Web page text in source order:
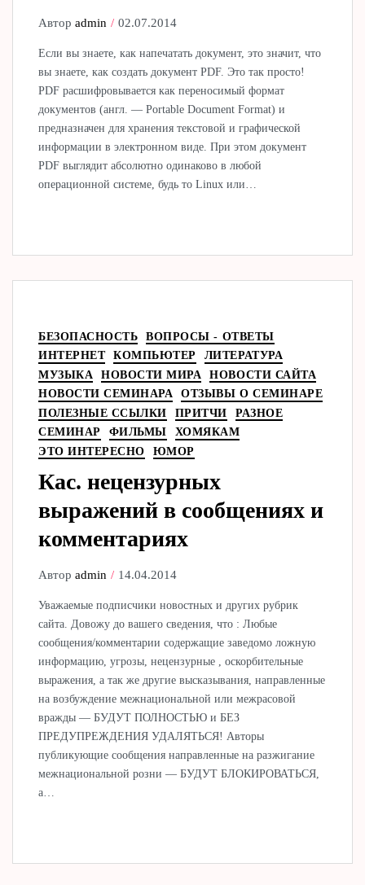
Авторadmin 02.07.2014
Если вы знаете, как напечатать документ, это значит, что
вы знаете, как создать документ PDF. Это так просто!
PDF расшифровывается как переносимый формат
документов (англ. — Portable Document Format) и
предназначен для хранения текстовой и графической
информации в электронном виде. При этом документ
PDF выглядит абсолютно одинаково в любой
операционной системе, будь то Linux или…
БЕЗОПАСНОСТЬ
ВОПРОСЫ - ОТВЕТЫ
ИНТЕРНЕТ
КОМПЬЮТЕР
ЛИТЕРАТУРА
МУЗЫКА
НОВОСТИ МИРА
НОВОСТИ САЙТА
НОВОСТИ СЕМИНАРА
ОТЗЫВЫ О СЕМИНАРЕ
ПОЛЕЗНЫЕ ССЫЛКИ
ПРИТЧИ
РАЗНОЕ
СЕМИНАР
ФИЛЬМЫ
ХОМЯКАМ
ЭТО ИНТЕРЕСНО
ЮМОР
Кас. нецензурных
выражений в сообщениях и
комментариях
Авторadmin 14.04.2014
Уважаемые подписчики новостных и других рубрик
сайта. Довожу до вашего сведения, что : Любые
сообщения/комментарии содержащие заведомо ложную
информацию, угрозы, нецензурные , оскорбительные
выражения, а так же другие высказывания, направленные
на возбуждение межнациональной или межрасовой
вражды — БУДУТ ПОЛНОСТЬЮ и БЕЗ
ПРЕДУПРЕЖДЕНИЯ УДАЛЯТЬСЯ! Авторы
публикующие сообщения направленные на разжигание
межнациональной розни — БУДУТ БЛОКИРОВАТЬСЯ,
а…